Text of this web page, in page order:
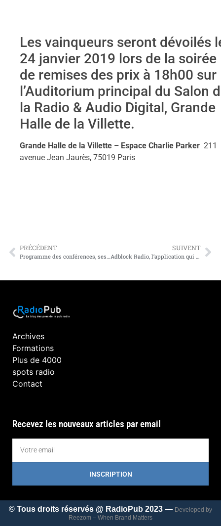
Les vainqueurs seront dévoilés
24 janvier 2019 lors de la soirée
de remises des prix à 18h00 sur
l’Auditorium principal du Salon
la Radio & Audio Digital, Grande
Halle de la Villette.
Grande Halle de la Villette – Espace Charlie Parker 211
avenue Jean Jaurès, 75019 Paris
PRÉCÉDENT
Programme des conférences, sessions et Masterclass du Salon de la Radio & de l’Audio Digital 2019
SUIVENT
Adblock Radio, l’application qui va bouleverser la radio commerciale ?
Archives
Formations
Plus de 4000
spots radio
Contact
Recevez les nouveaux articles par email
INSCRIPTION
© Tous droits réservés @ RadioPub 2023 — Developed by
Reezom – When Brand Matters